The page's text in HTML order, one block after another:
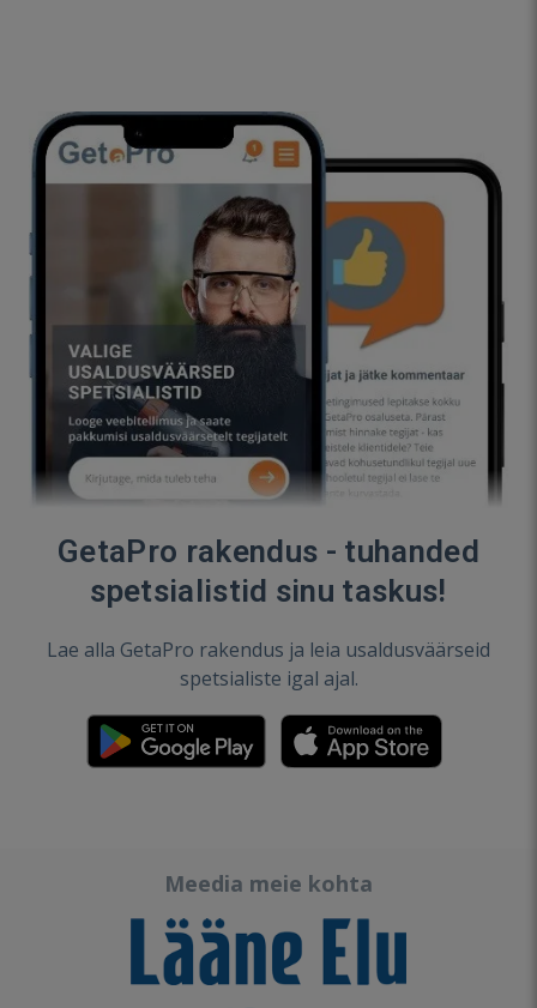
GetaPro rakendus - tuhanded
spetsialistid sinu taskus!
Lae alla GetaPro rakendus ja leia usaldusväärseid
spetsialiste igal ajal.
Meedia meie kohta